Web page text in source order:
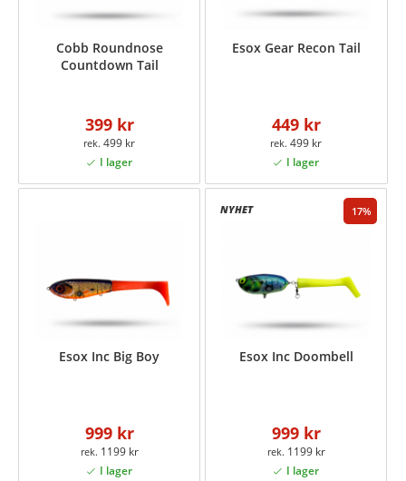
Cobb Roundnose
Countdown Tail
399 kr
499 kr
Esox Gear Recon Tail
449 kr
499 kr
Esox Inc Big Boy
999 kr
1199 kr
17
Esox Inc Doombell
999 kr
1199 kr